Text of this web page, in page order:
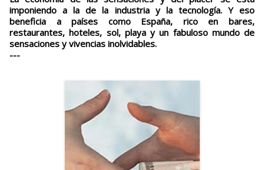
imponiendo a la de la industria y la tecnología. Y eso
beneficia a países como España, rico en bares,
restaurantes, hoteles, sol, playa y un fabuloso mundo de
sensaciones y vivencias inolvidables.
---